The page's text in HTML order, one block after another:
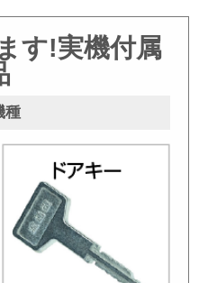
す!実機付属
種